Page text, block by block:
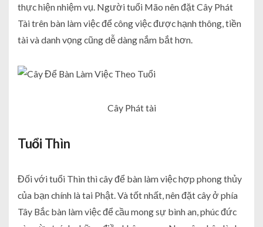
thực hiện nhiệm vụ. Người tuổi Mão nên đặt Cây Phát
Tài trên bàn làm việc để công việc được hạnh thông, tiền
tài và danh vọng cũng dễ dàng nắm bắt hơn.
Cây Phát tài
Tuổi Thìn
Đối với tuổi Thìn thì cây để bàn làm việc hợp phong thủy
của bạn chính là tai Phật. Và tốt nhất, nên đặt cây ở phía
Tây Bắc bàn làm việc để cầu mong sự bình an, phúc đức